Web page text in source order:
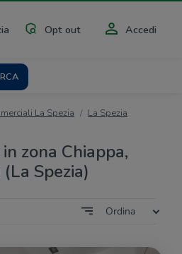
Opt out Accedi
La Spezia
La Spezia
zona Chiappa,
Spezia)
Ordina